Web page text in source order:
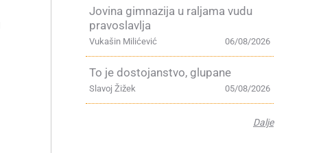
Jovina gimnazija u raljama vudu
pravoslavlja
06/08/2026
Vukašin Milićević
To je dostojanstvo, glupane
05/08/2026
Slavoj Žižek
Dalje